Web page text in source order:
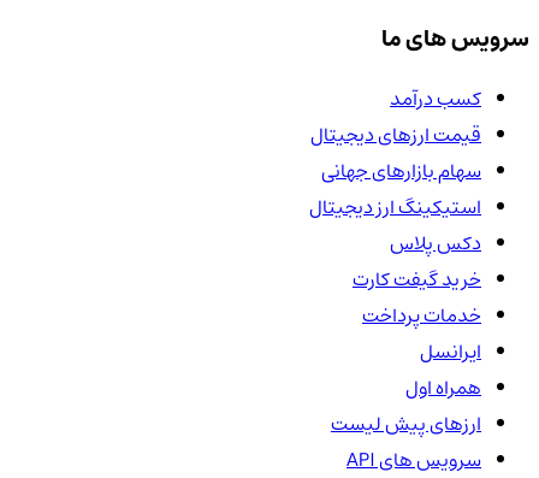
سرویس های ما
کسب درآمد
قیمت ارزهای دیجیتال
سهام بازارهای جهانی
استیکینگ ارز دیجیتال
دکس پلاس
خرید گیفت کارت
خدمات پرداخت
ایرانسل
همراه اول
ارزهای پیش لیست
سرویس های API